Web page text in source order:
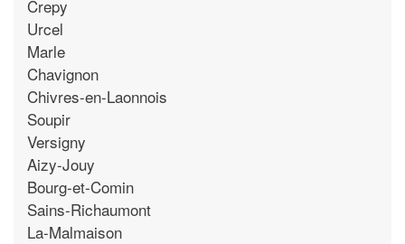
Crepy
Urcel
Marle
Chavignon
Chivres-en-Laonnois
Soupir
Versigny
Aizy-Jouy
Bourg-et-Comin
Sains-Richaumont
La-Malmaison